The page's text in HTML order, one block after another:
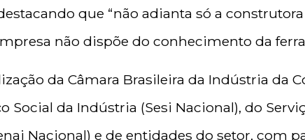
que “não adianta só a construtora
não dispõe do conhecimento da
da Câmara Brasileira da Indústria da
Social da Indústria (Sesi Nacional), do
Nacional) e de entidades do setor, com